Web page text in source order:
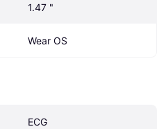
1.47 "
Wear OS
ECG